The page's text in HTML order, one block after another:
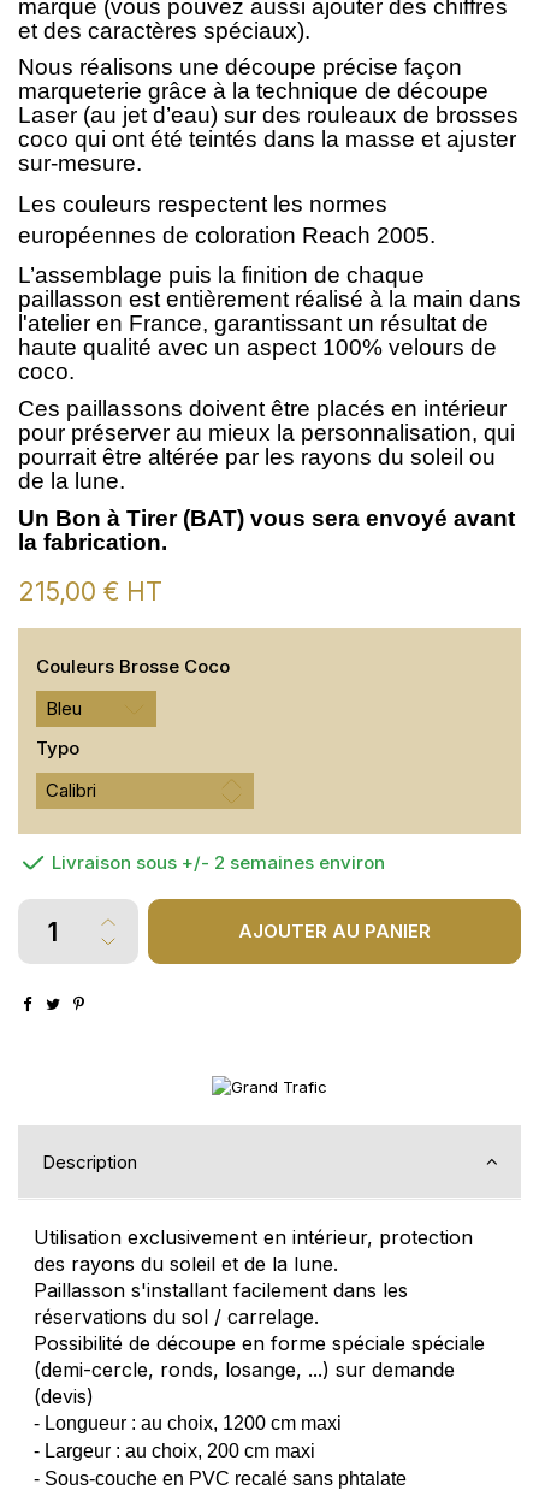
marque (vous pouvez aussi ajouter des chiffres
et des caractères spéciaux).
Nous réalisons une découpe précise façon
marqueterie grâce à la technique de découpe
Laser (au jet d’eau) sur des rouleaux de brosses
coco qui ont été teintés dans la masse et ajuster
sur-mesure.
Les couleurs respectent les normes
européennes de coloration Reach 2005.
L’assemblage puis la finition de chaque
paillasson est entièrement réalisé à la main dans
l'atelier en France, garantissant un résultat de
haute qualité avec un aspect 100% velours de
coco.
Ces paillassons doivent être placés en intérieur
pour préserver au mieux la personnalisation, qui
pourrait être altérée par les rayons du soleil ou
de la lune.
Un Bon à Tirer (BAT) vous sera envoyé avant
la fabrication.
215,00 € HT
Couleurs Brosse Coco
Bleu
Typo
Livraison sous +/- 2 semaines environ
AJOUTER AU PANIER
Description
Utilisation exclusivement en intérieur, protection
des rayons du soleil et de la lune.
Paillasson s'installant facilement dans les
réservations du sol / carrelage.
Possibilité de découpe en forme spéciale spéciale
(demi-cercle, ronds, losange, ...) sur demande
(devis)
- Longueur : au choix, 1200 cm maxi
- Largeur : au choix, 200 cm maxi
- Sous-couche en PVC recalé sans phtalate